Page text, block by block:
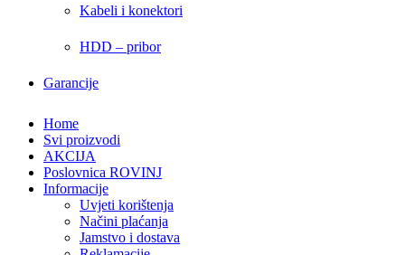
Kabeli i konektori
HDD – pribor
Garancije
Home
Svi proizvodi
AKCIJA
Poslovnica ROVINJ
Informacije
Uvjeti korištenja
Načini plaćanja
Jamstvo i dostava